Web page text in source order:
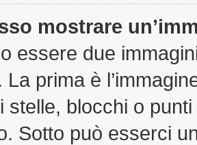
mostrare
essere due
La prima è
stelle, blocchi o
Sotto può esserci